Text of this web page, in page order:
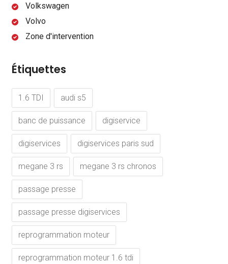
Volkswagen
Volvo
Zone d'intervention
Étiquettes
1.6 TDI audi s5
banc de puissance digiservice
digiservices digiservices paris sud
megane 3 rs megane 3 rs chronos
passage presse
passage presse digiservices
reprogrammation moteur
reprogrammation moteur 1.6 tdi